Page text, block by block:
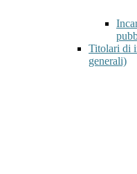
Titolari di
generali)